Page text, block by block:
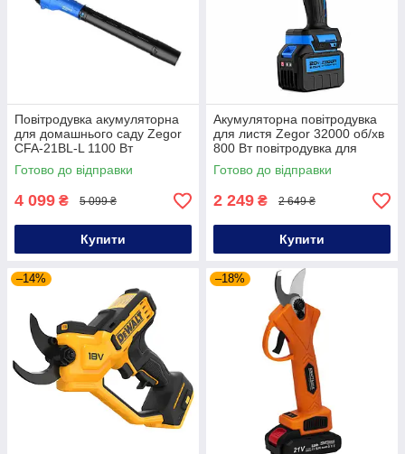
Повітродувка акумуляторна
для домашнього саду Zegor
CFA-21BL-L 1100 Вт
акумуляторна садова
повітродувка
Готово до відправки
4 099 ₴ 5 099 ₴
Купити
Акумуляторна повітродувка
для листя Zegor 32000 об/хв
800 Вт повітродувка для
двору садова акумуляторна
Готово до відправки
2 249 ₴ 2 649 ₴
Купити
–14% –18%